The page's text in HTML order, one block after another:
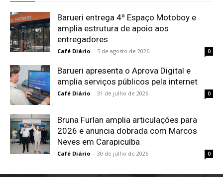
Barueri entrega 4º Espaço Motoboy e
amplia estrutura de apoio aos
entregadores
Café Diário - 5 de agosto de 2026 0
Barueri apresenta o Aprova Digital e
amplia serviços públicos pela internet
Café Diário - 31 de julho de 2026 0
Bruna Furlan amplia articulações para
2026 e anuncia dobrada com Marcos
Neves em Carapicuíba
Café Diário - 30 de julho de 2026 0